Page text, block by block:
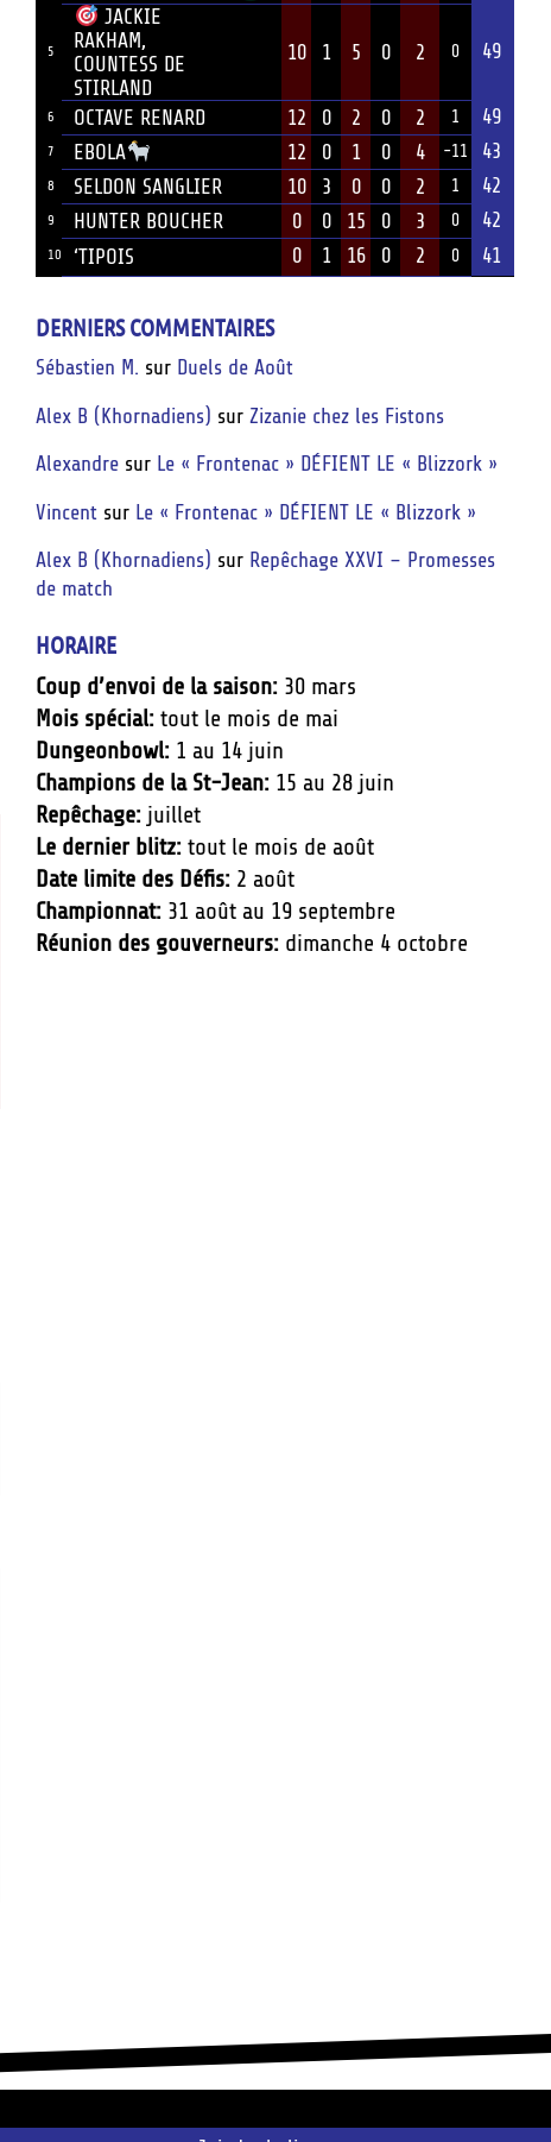
5
JACKIE
RAKHAM,
COUNTESS DE
STIRLAND
10 1 5 0 2 0 49
6 OCTAVE RENARD 12 0 2 0 2 1 49
7 EBOLA 12 0 1 0 4 -11 43
8 SELDON SANGLIER 10 3 0 0 2 1 42
9 HUNTER BOUCHER 0 0 15 0 3 0 42
10 ‘TIPOIS 0 1 16 0 2 0 41
DERNIERS COMMENTAIRES
Sébastien M. sur Duels de Août
Alex B (Khornadiens) surZizanie chez les Fistons
Alexandre sur Le « Frontenac » DÉFIENT LE « Blizzork »
Vincent sur Le « Frontenac » DÉFIENT LE « Blizzork »
Alex B (Khornadiens) sur Repêchage XXVI – Promesses
de match
HORAIRE
Coup d’envoi de la saison: 30 mars
Mois spécial: tout le mois de mai
Dungeonbowl: 1 au 14 juin
Champions de la St-Jean: 15 au 28 juin
Repêchage: juillet
Le dernier blitz: tout le mois de août
Date limite des Défis: 2 août
Championnat: 31 août au 19 septembre
Réunion des gouverneurs: dimanche 4 octobre